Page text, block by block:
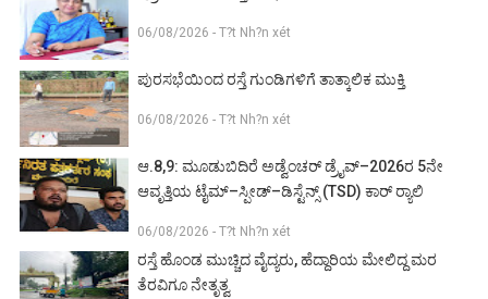
06/08/2026 - T?t Nh?n xét
ಪುರಸಭೆಯಿಂದ ರಸ್ತೆ ಗುಂಡಿಗಳಿಗೆ ತಾತ್ಕಾಲಿಕ ಮುಕ್ತಿ
06/08/2026 - T?t Nh?n xét
ಆ.8,9: ಮೂಡುಬಿದಿರೆ ಅಡ್ವೆಂಚರ್ ಡ್ರೈವ್–2026ರ 5ನೇ
ಆವೃತ್ತಿಯ ಟೈಮ್–ಸ್ಪೀಡ್–ಡಿಸ್ಟೆನ್ಸ್ (TSD) ಕಾರ್ ರ‍್ಯಾಲಿ
06/08/2026 - T?t Nh?n xét
ರಸ್ತೆ ಹೊಂಡ ಮುಚ್ಚಿದ ವೈದ್ಯರು, ಹೆದ್ದಾರಿಯ ಮೇಲಿದ್ದ ಮರ
ತೆರವಿಗೂ ನೇತೃತ್ವ